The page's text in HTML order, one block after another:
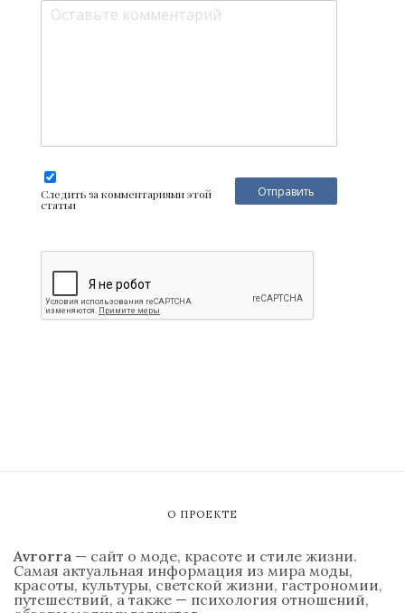
Следить за комментариями этой
статьи
О ПРОЕКТЕ
Avrorra — сайт о моде, красоте и стиле жизни.
Самая актуальная информация из мира моды,
красоты, культуры, светской жизни, гастрономии,
путешествий, а также — психология отношений,